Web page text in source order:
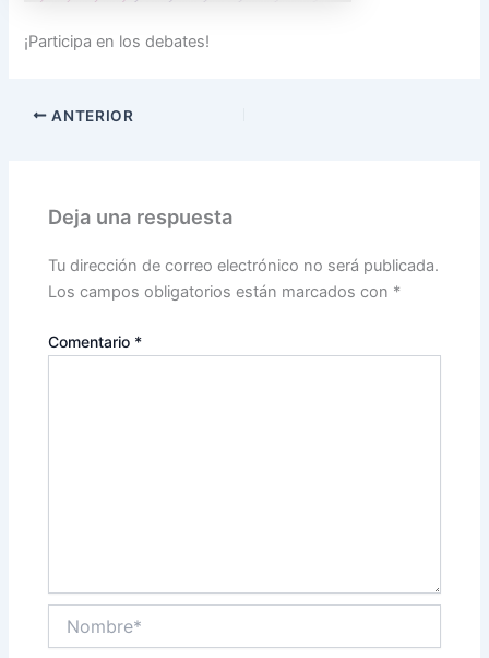
¡Participa en los debates!
ANTERIOR
Deja una respuesta
Tu dirección de correo electrónico no será publicada.
Los campos obligatorios están marcados con *
Comentario *